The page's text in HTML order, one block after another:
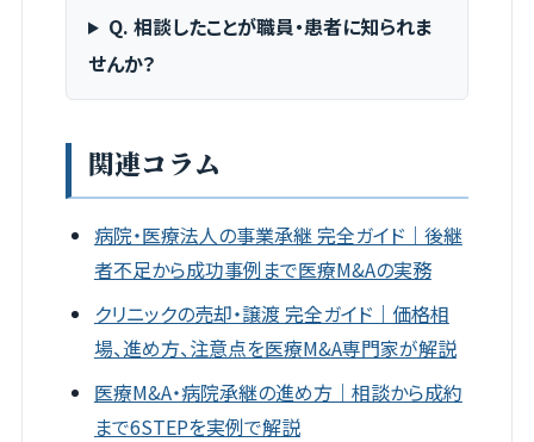
Q. 相談したことが職員・患者に知られま
せんか？
関連コラム
病院・医療法人の事業承継 完全ガイド｜後継
者不足から成功事例まで医療M&Aの実務
クリニックの売却・譲渡 完全ガイド｜価格相
場、進め方、注意点を医療M&A専門家が解説
医療M&A・病院承継の進め方｜相談から成約
まで6STEPを実例で解説